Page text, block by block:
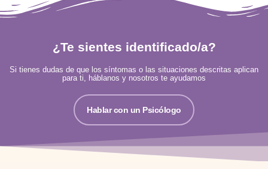
¿Te sientes identificado/a?
Si tienes dudas de que los síntomas o las situaciones descritas aplican
para ti, háblanos y nosotros te ayudamos
Hablar con un Psicólogo